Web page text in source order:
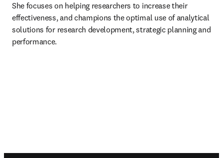
She focuses on helping researchers to increase their
effectiveness, and champions the optimal use of analytical
solutions for research development, strategic planning and
performance.